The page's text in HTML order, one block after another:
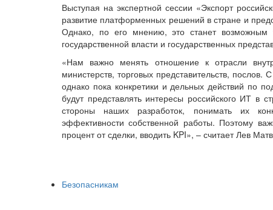
Выступая на экспертной сессии «Экспорт
развитие платформенных решений в стране и
Однако, по его мнению, это станет возможным
государственной власти и государственных
«Нам важно менять отношение к отрасли
министерств, торговых представительств,
однако пока конкретики и дельных действий по
будут представлять интересы российского ИТ в
стороны наших разработок, понимать их
эффективности собственной работы. Поэтому
процент от сделки, вводить KPI», – считает Лев
Безопасникам